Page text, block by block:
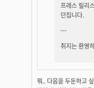
프레스 릴리
던집니다.
---
취지는 환영
뭐.. 다음을 두둔하고